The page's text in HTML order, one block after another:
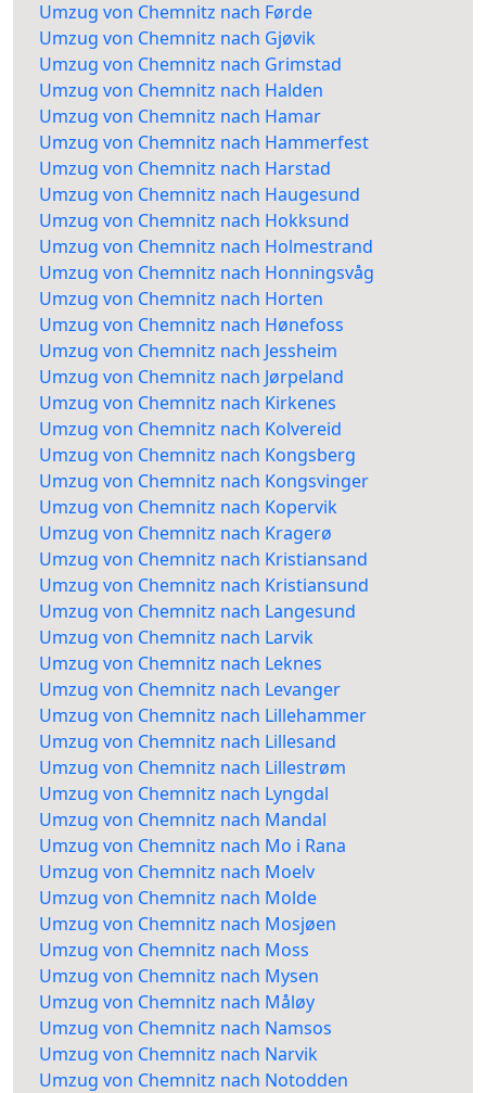
Umzug von Chemnitz nach Førde
Umzug von Chemnitz nach Gjøvik
Umzug von Chemnitz nach Grimstad
Umzug von Chemnitz nach Halden
Umzug von Chemnitz nach Hamar
Umzug von Chemnitz nach Hammerfest
Umzug von Chemnitz nach Harstad
Umzug von Chemnitz nach Haugesund
Umzug von Chemnitz nach Hokksund
Umzug von Chemnitz nach Holmestrand
Umzug von Chemnitz nach Honningsvåg
Umzug von Chemnitz nach Horten
Umzug von Chemnitz nach Hønefoss
Umzug von Chemnitz nach Jessheim
Umzug von Chemnitz nach Jørpeland
Umzug von Chemnitz nach Kirkenes
Umzug von Chemnitz nach Kolvereid
Umzug von Chemnitz nach Kongsberg
Umzug von Chemnitz nach Kongsvinger
Umzug von Chemnitz nach Kopervik
Umzug von Chemnitz nach Kragerø
Umzug von Chemnitz nach Kristiansand
Umzug von Chemnitz nach Kristiansund
Umzug von Chemnitz nach Langesund
Umzug von Chemnitz nach Larvik
Umzug von Chemnitz nach Leknes
Umzug von Chemnitz nach Levanger
Umzug von Chemnitz nach Lillehammer
Umzug von Chemnitz nach Lillesand
Umzug von Chemnitz nach Lillestrøm
Umzug von Chemnitz nach Lyngdal
Umzug von Chemnitz nach Mandal
Umzug von Chemnitz nach Mo i Rana
Umzug von Chemnitz nach Moelv
Umzug von Chemnitz nach Molde
Umzug von Chemnitz nach Mosjøen
Umzug von Chemnitz nach Moss
Umzug von Chemnitz nach Mysen
Umzug von Chemnitz nach Måløy
Umzug von Chemnitz nach Namsos
Umzug von Chemnitz nach Narvik
Umzug von Chemnitz nach Notodden